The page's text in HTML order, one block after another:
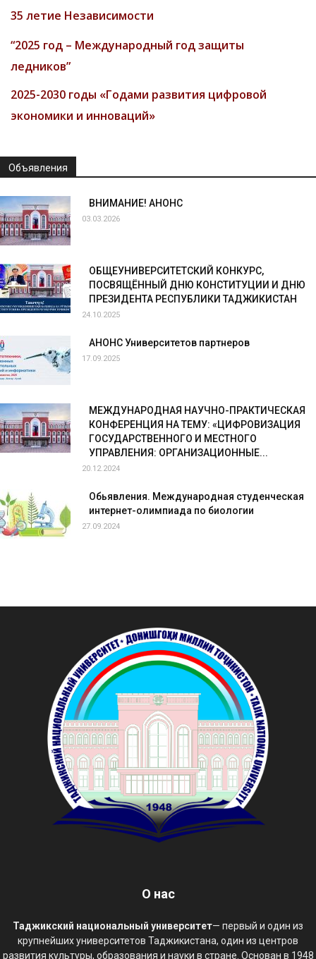
35 летие Независимости
“2025 год – Международный год защиты
ледников”
2025-2030 годы «Годами развития цифровой
экономики и инноваций»
Объявления
ВНИМАНИЕ! АНОНС
03.03.2026
ОБЩЕУНИВЕРСИТЕТСКИЙ КОНКУРС,
ПОСВЯЩЁННЫЙ ДНЮ КОНСТИТУЦИИ И ДНЮ
ПРЕЗИДЕНТА РЕСПУБЛИКИ ТАДЖИКИСТАН
24.10.2025
АНОНС Университетов партнеров
17.09.2025
МЕЖДУНАРОДНАЯ НАУЧНО-ПРАКТИЧЕСКАЯ
КОНФЕРЕНЦИЯ НА ТЕМУ: «ЦИФРОВИЗАЦИЯ
ГОСУДАРСТВЕННОГО И МЕСТНОГО
УПРАВЛЕНИЯ: ОРГАНИЗАЦИОННЫЕ...
20.12.2024
Обьявления. Международная студенческая
интернет-олимпиада по биологии
27.09.2024
О нас
Таджикский национальный университет— первый и один из
крупнейших университетов Таджикистана, один из центров
развития культуры, образования и науки в стране. Основан в 1948